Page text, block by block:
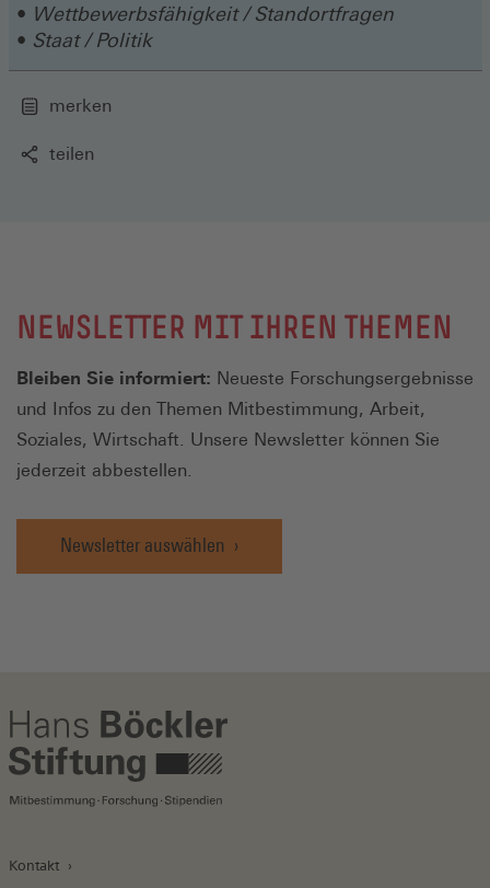
Wettbewerbsfähigkeit / Standortfragen
Staat / Politik
merken
teilen
NEWSLETTER MIT IHREN THEMEN
Bleiben Sie informiert: Neueste Forschungsergebnisse
und Infos zu den Themen Mitbestimmung, Arbeit,
Soziales, Wirtschaft. Unsere Newsletter können Sie
jederzeit abbestellen.
Newsletter auswählen
Kontakt